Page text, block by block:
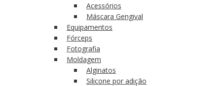
Acessórios
Máscara Gengival
Equipamentos
Fórceps
Fotografia
Moldagem
Alginatos
Silicone por adição